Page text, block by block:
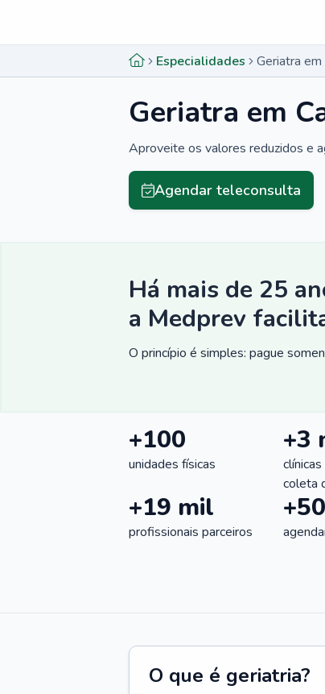
Especialidades Geriatra em
Geriatra em
Aproveite os valores reduzidos e
Agendar teleconsulta
Há mais de 25
a Medprev
O princípio é simples: pague
+100
unidades físicas
+3
coleta
+19 mil
profissionais parceiros
O que é geriatria?